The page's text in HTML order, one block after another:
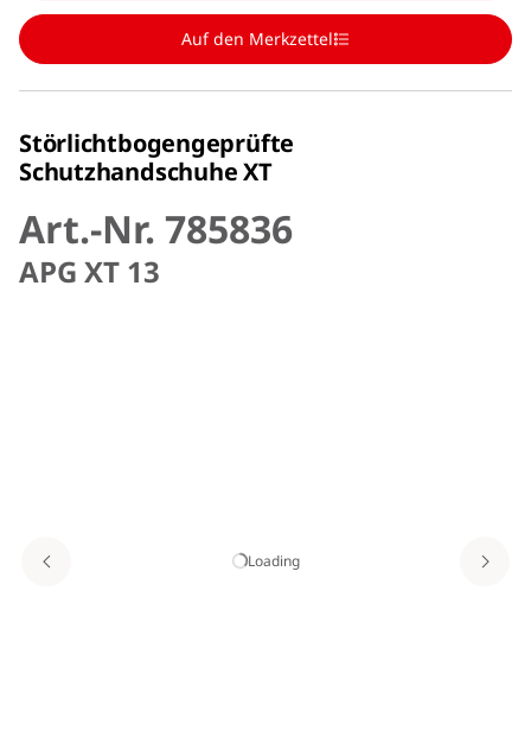
Auf den Merkzettel
Störlichtbogengeprüfte
Schutzhandschuhe XT
Art.-Nr. 785836
APG XT 13
Loading